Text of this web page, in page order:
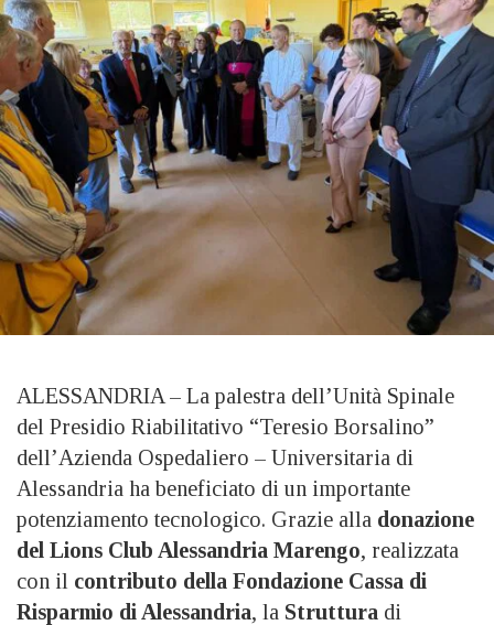
ALESSANDRIA – La palestra dell’Unità Spinale
del Presidio Riabilitativo “Teresio Borsalino”
dell’Azienda Ospedaliero – Universitaria di
Alessandria ha beneficiato di un importante
potenziamento tecnologico. Grazie alla donazione
del Lions Club Alessandria Marengo, realizzata
con il contributo della Fondazione Cassa di
Risparmio di Alessandria, la Struttura di